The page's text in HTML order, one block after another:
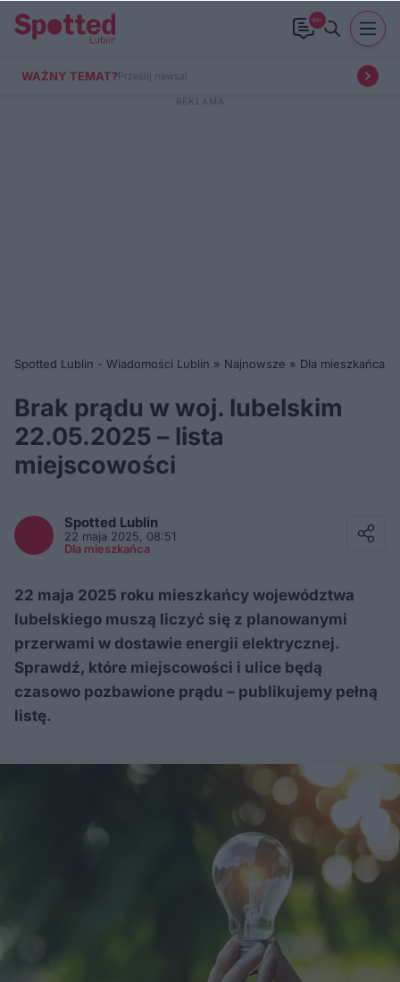
99+
WAŻNY TEMAT?Prześlij newsa!
Spotted Lublin - Wiadomości Lublin » Najnowsze » Dla mieszkańca
Brak prądu w woj. lubelskim
22.05.2025 – lista
miejscowości
Spotted Lublin
22 maja 2025, 08:51
Dla mieszkańca
22 maja 2025 roku mieszkańcy województwa
lubelskiego muszą liczyć się z planowanymi
przerwami w dostawie energii elektrycznej.
Sprawdź, które miejscowości i ulice będą
czasowo pozbawione prądu – publikujemy pełną
listę.